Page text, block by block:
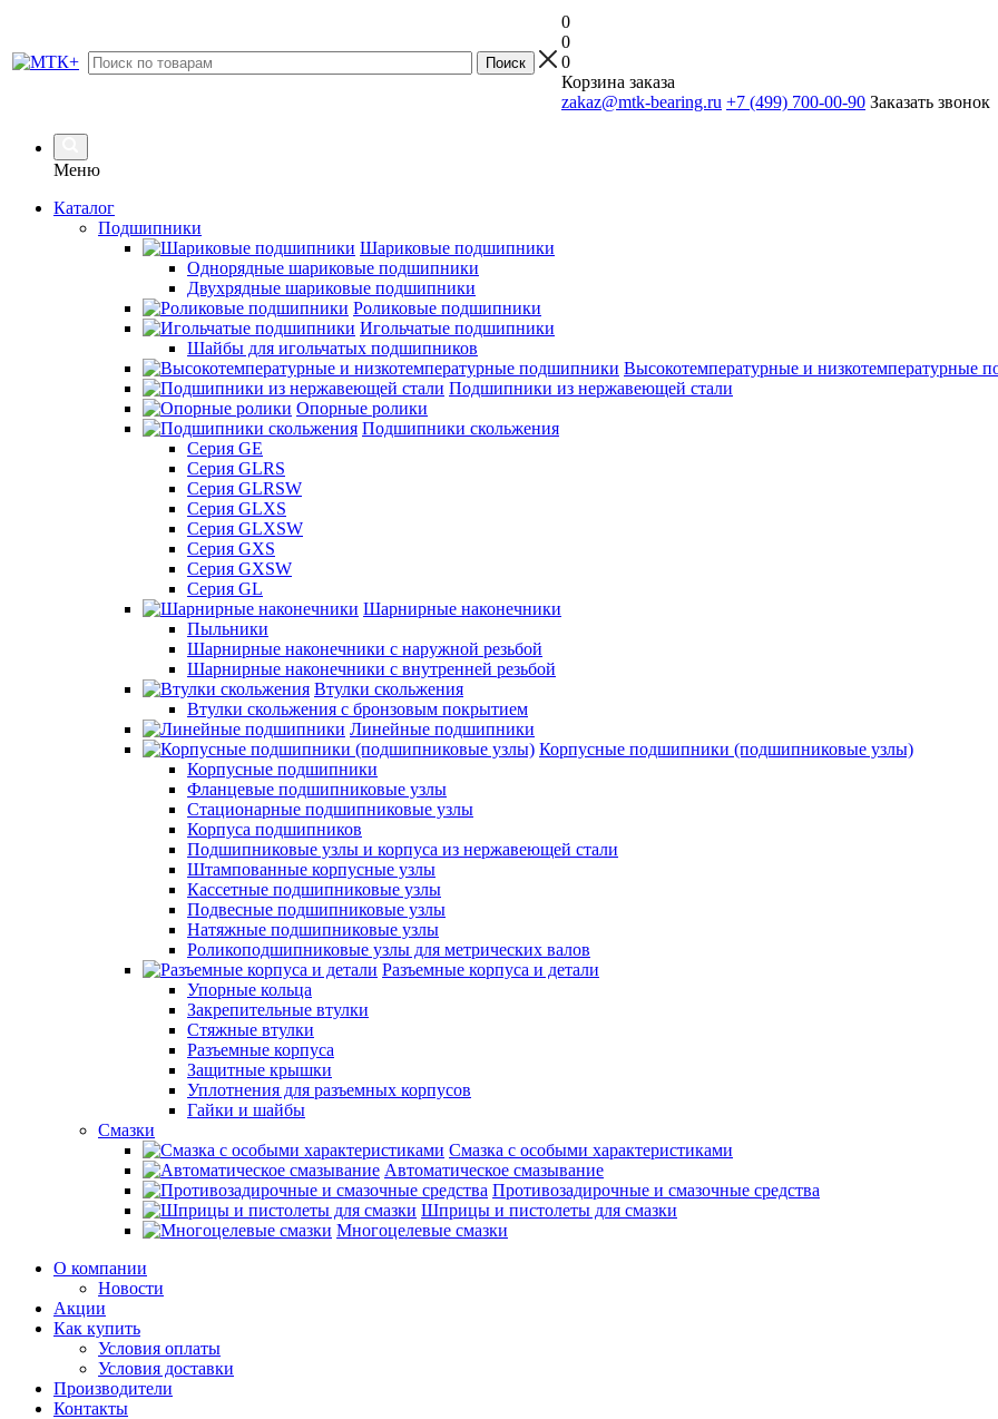
0
0
0
Корзина заказа
zakaz@mtk-bearing.ru +7 (499) 700-00-90 Заказать звонок
Меню
Каталог
Подшипники
Шариковые подшипники
Однорядные шариковые подшипники
Двухрядные шариковые подшипники
Роликовые подшипники
Игольчатые подшипники
Шайбы для игольчатых подшипников
Высокотемпературные и низкотемпературные
Подшипники из нержавеющей стали
Опорные ролики
Подшипники скольжения
Серия GE
Серия GLRS
Серия GLRSW
Серия GLXS
Серия GLXSW
Серия GXS
Серия GXSW
Серия GL
Шарнирные наконечники
Пыльники
Шарнирные наконечники с наружной резьбой
Шарнирные наконечники с внутренней резьбой
Втулки скольжения
Втулки скольжения с бронзовым покрытием
Линейные подшипники
Корпусные подшипники (подшипниковые узлы)
Корпусные подшипники
Фланцевые подшипниковые узлы
Стационарные подшипниковые узлы
Корпуса подшипников
Подшипниковые узлы и корпуса из нержавеющей стали
Штампованные корпусные узлы
Кассетные подшипниковые узлы
Подвесные подшипниковые узлы
Натяжные подшипниковые узлы
Роликоподшипниковые узлы для метрических валов
Разъемные корпуса и детали
Упорные кольца
Закрепительные втулки
Стяжные втулки
Разъемные корпуса
Защитные крышки
Уплотнения для разъемных корпусов
Гайки и шайбы
Смазки
Смазка с особыми характеристиками
Автоматическое смазывание
Противозадирочные и смазочные средства
Шприцы и пистолеты для смазки
Многоцелевые смазки
О компании
Новости
Акции
Как купить
Условия оплаты
Условия доставки
Производители
Контакты